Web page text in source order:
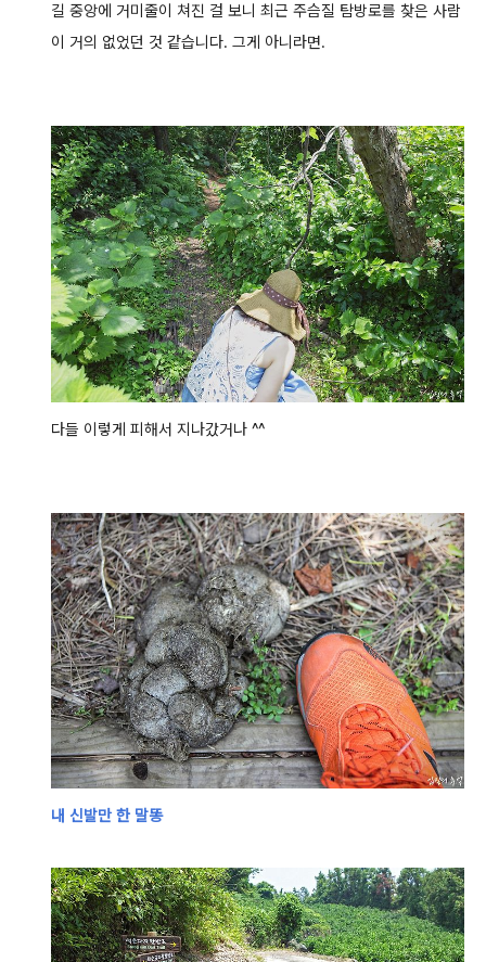
길 중앙에 거미줄이 쳐진 걸 보니 최근 주슴질 탐방로를 찾은 사람
이 거의 없었던 것 같습니다. 그게 아니라면.
다들 이렇게 피해서 지나갔거나 ^^
내 신발만 한 말똥